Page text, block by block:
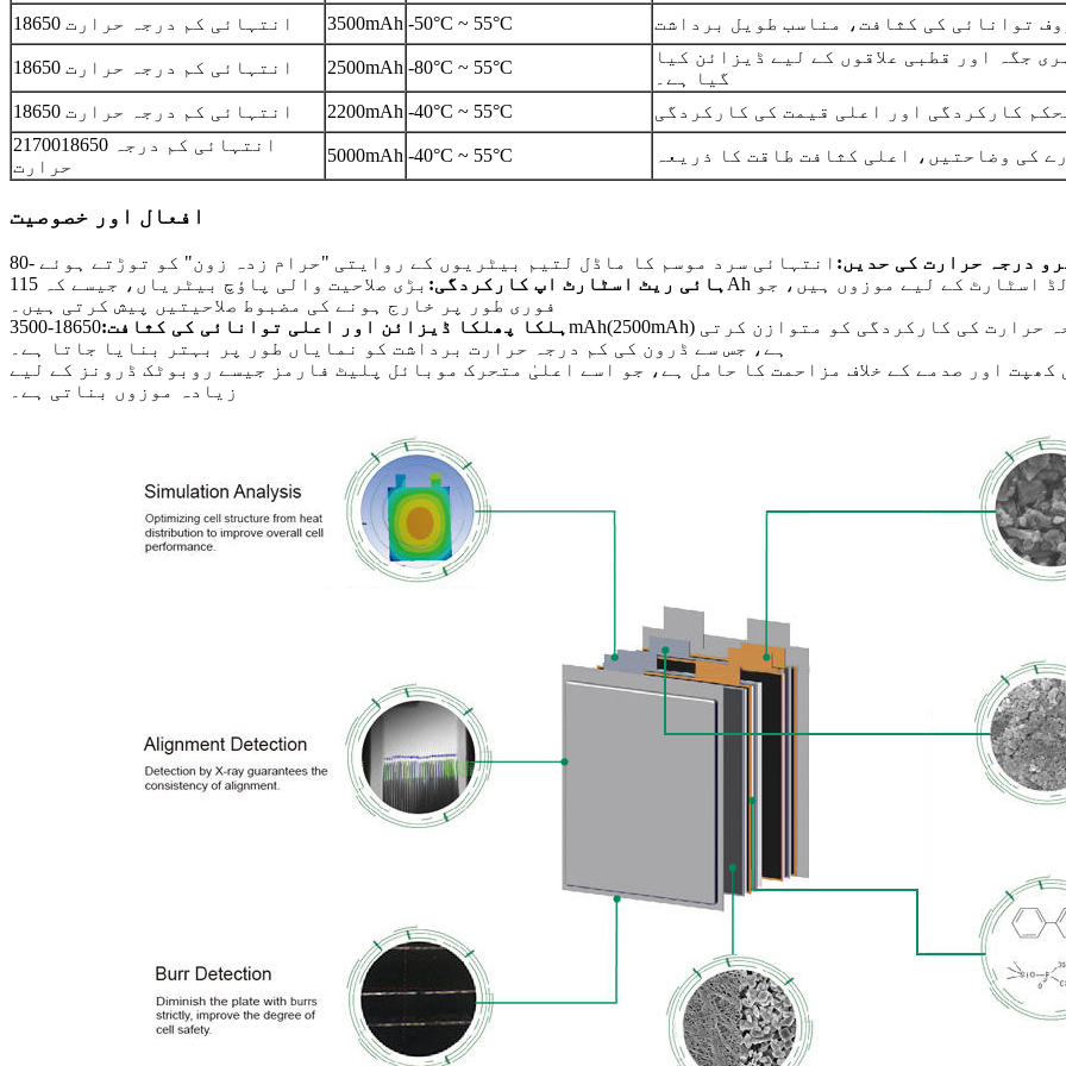
18650 انتہائی کم درجہ حرارت
3500mAh -50°C ~ 55°C
18650 انتہائی کم درجہ حرارت 2500mAh -80°C ~ 55°C
جگہ اور قطبی علاقوں کے لیے ڈیزائن کیا
گیا ہے۔
18650 انتہائی کم درجہ حرارت
2200mAh -40°C ~ 55°C
کارکردگی اور اعلی قیمت کی کارکردگی
2170018650 انتہائی کم درجہ
حرارت
5000mAh -40°C ~ 55°C کی وضاحتیں، اعلی کثافت طاقت کا ذریعہ
افعال اور خصوصیت
درجہ حرارت کی حدیں:
ہائی ریٹ اسٹارٹ اپ کارکردگی:
بڑی صلاحیت والی پاؤچ بیٹریاں، جیسے کہ 115Ah ماڈل، بکتر بند گاڑیوں اور بھاری مشینری میں کولڈ اسٹارٹ کے لیے موزوں ہیں، جو
فوری طور پر خارج ہونے کی مضبوط صلاحیتیں پیش کرتی ہیں۔
ہلکا پھلکا ڈیزائن اور اعلی توانائی کی کثافت:
18650-3500mAh(2500mAh) رینج انتہائی اعلی توانائی کی کثافت کے ساتھ کم درجہ حرارت کی کارکردگی کو متوازن کرتی
ہے، جس سے ڈرون کی کم درجہ حرارت برداشت کو نمایاں طور پر بہتر بنایا جاتا ہے۔
اور صدمے کے خلاف مزاحمت کا حامل ہے، جو اسے اعلیٰ متحرک موبائل پلیٹ فارمز جیسے روبوٹک ڈرونز کے لیے
زیادہ موزوں بناتی ہے۔